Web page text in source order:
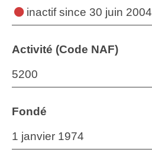
inactifsince 30 juin 2004
Activité (Code NAF)
5200
Fondé
1 janvier 1974